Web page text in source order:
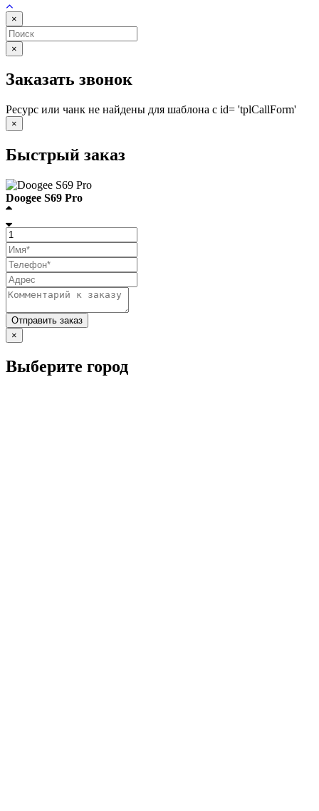
×
×
Заказать звонок
Ресурс или чанк не найдены для шаблона с id= 'tplCallForm'
×
Быстрый заказ
Doogee S69 Pro
×
Выберите город